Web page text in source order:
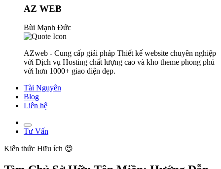
AZ WEB
Bùi Mạnh Đức
AZweb - Cung cấp giải pháp Thiết kế website chuyên nghiệp
với Dịch vụ Hosting chất lượng cao và kho theme phong phú
với hơn 1000+ giao diện đẹp.
Tài Nguyên
Blog
Liên hệ
Tư Vấn
Kiến thức Hữu ích 😍